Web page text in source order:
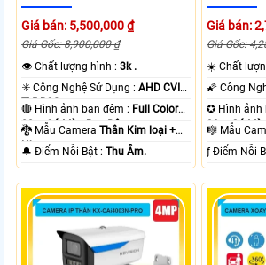
Giá bán: 5,500,000 ₫
Giá Gốc: 8,900,000 ₫
👁 Chất lượng hình :3k .
✳️ Công Nghệ Sử Dụng :AHD CVI
TVI BCS.
🔴 Hình ảnh ban đêm : Full Color
80m Có Màu Ban Ðêm.
🐉️ Mẫu CameraThân Kim loại +
Nhựa.
️🔔 Điểm Nỗi Bật :Thu Âm.
Giá bán:
Giá Gốc:
☀️ Chất
30m Có
🎼️ Mẫu